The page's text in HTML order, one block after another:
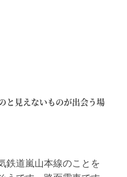
と見えないものが出会う場
鉄道嵐山本線のことを